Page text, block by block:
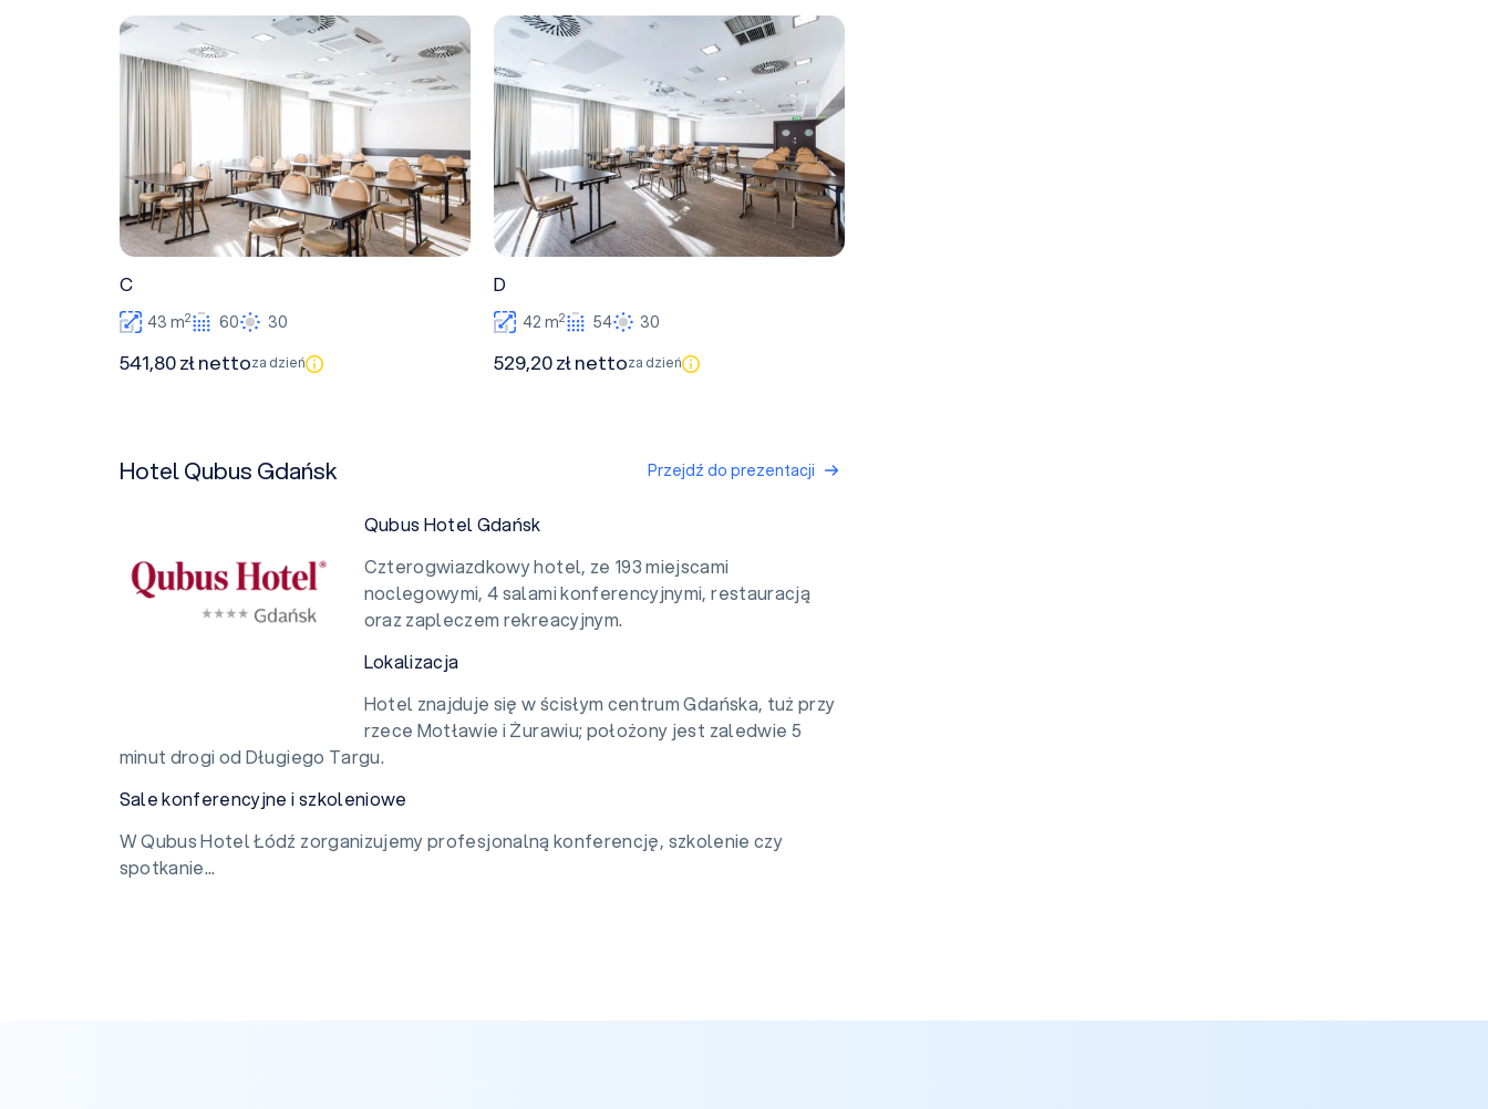
C
C
43 m2 60 30
541,80 zł nettoza dzień
D
42 m2 54 30
529,20 zł nettoza dzień
Hotel Qubus Gdańsk Przejdź do prezentacji
Qubus Hotel Gdańsk
Czterogwiazdkowy hotel, ze 193 miejscami
noclegowymi, 4 salami konferencyjnymi, restauracją
oraz zapleczem rekreacyjnym.
Lokalizacja
Hotel znajduje się w ścisłym centrum Gdańska, tuż przy
rzece Motławie i Żurawiu; położony jest zaledwie 5
minut drogi od Długiego Targu.
Sale konferencyjne i szkoleniowe
W Qubus Hotel Łódź zorganizujemy profesjonalną konferencję, szkolenie czy
spotkanie...